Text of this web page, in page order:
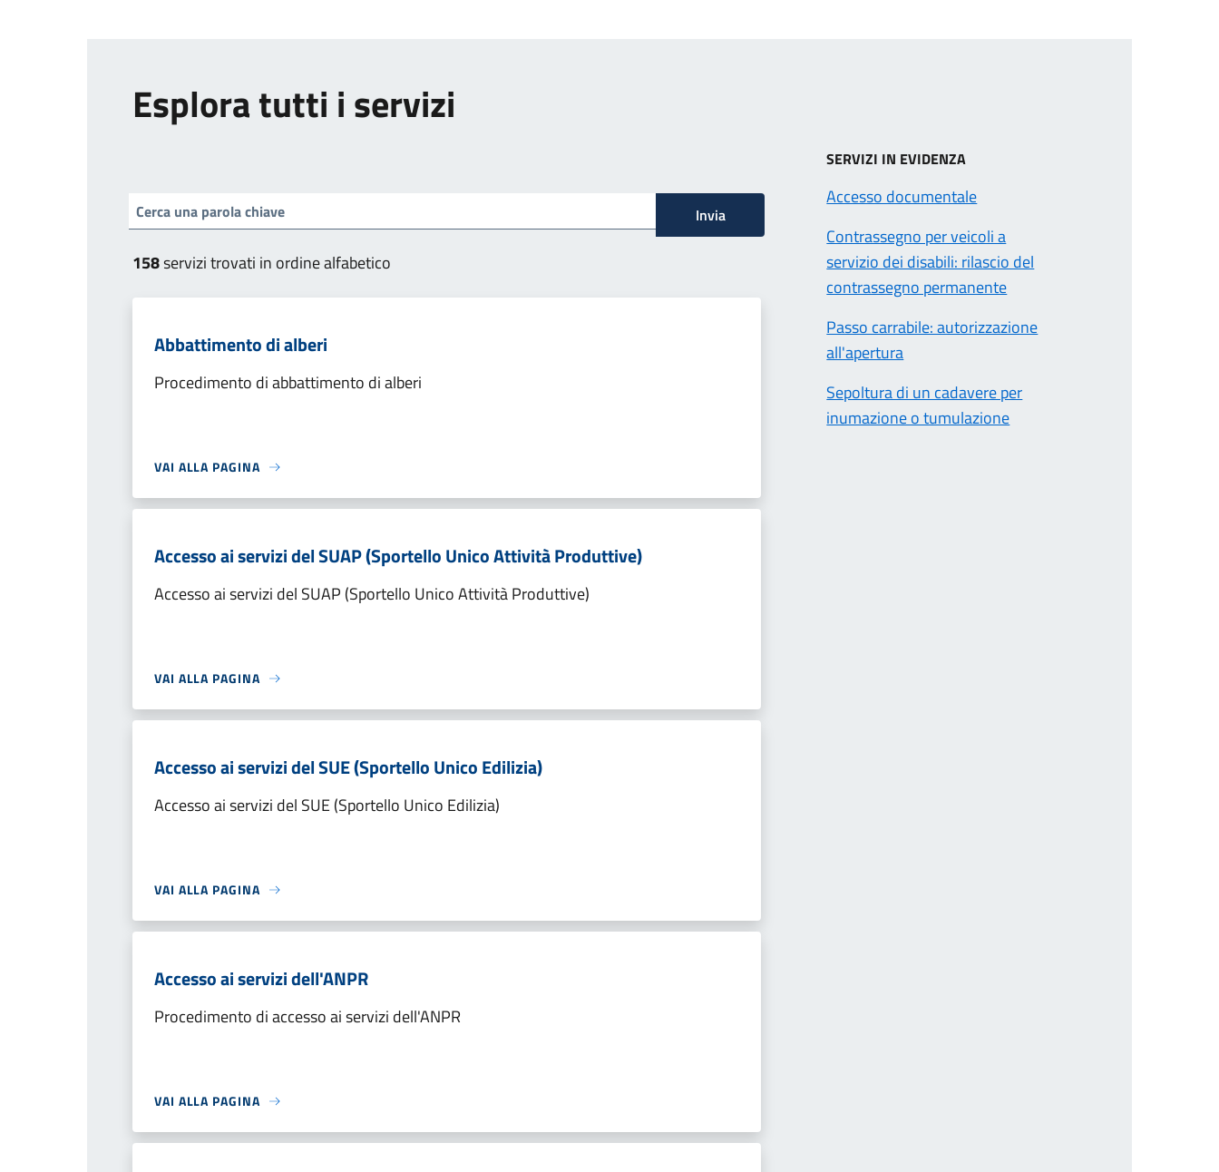
Esplora tutti i servizi
Invia
158servizi trovati in ordine alfabetico
Abbattimento di alberi
Procedimento di abbattimento di alberi
VAI ALLA PAGINA
Accesso ai servizi del SUAP (Sportello Unico Attività Produttive)
Accesso ai servizi del SUAP (Sportello Unico Attività Produttive)
VAI ALLA PAGINA
Accesso ai servizi del SUE (Sportello Unico Edilizia)
Accesso ai servizi del SUE (Sportello Unico Edilizia)
VAI ALLA PAGINA
Accesso ai servizi dell'ANPR
Procedimento di accesso ai servizi dell'ANPR
VAI ALLA PAGINA
SERVIZI IN EVIDENZA
Accesso documentale
Contrassegno per veicoli a
servizio dei disabili: rilascio del
contrassegno permanente
Passo carrabile: autorizzazione
all'apertura
Sepoltura di un cadavere per
inumazione o tumulazione